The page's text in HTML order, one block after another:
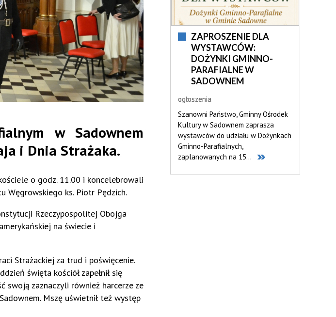
w Sadownem
i Dnia Strażaka.
o godz. 11.00 i koncelebrowali
Węgrowskiego ks. Piotr Pędzich.
Rzeczypospolitej Obojga
na świecie i
Strażackiej za trud i poświęcenie.
święta kościół zapełnił się
swoją zaznaczyli również harcerze ze
Mszę uświetnił też występ
RETRO MOTO SHOW PO
RAZ DWUNASTY
ODBYŁO SIĘ W
SADOWNEM
spotkania, występy
Retro Moto Show po raz dwunasty
odbyło się w Sadownem. Impreza,
jak zwykle, cieszyła się ogromnym
zainteresowaniem miłośników...
ZAPROSZENIE DLA
WYSTAWCÓW:
DOŻYNKI GMINNO-
PARAFIALNE W
SADOWNEM
ogłoszenia
Szanowni Państwo, Gminny Ośrodek
Kultury w Sadownem zaprasza
wystawców do udziału w Dożynkach
Gminno-Parafialnych,
zaplanowanych na 15...